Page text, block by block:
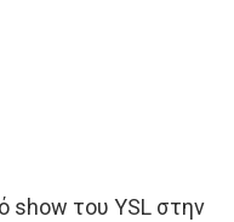
show του YSL στην